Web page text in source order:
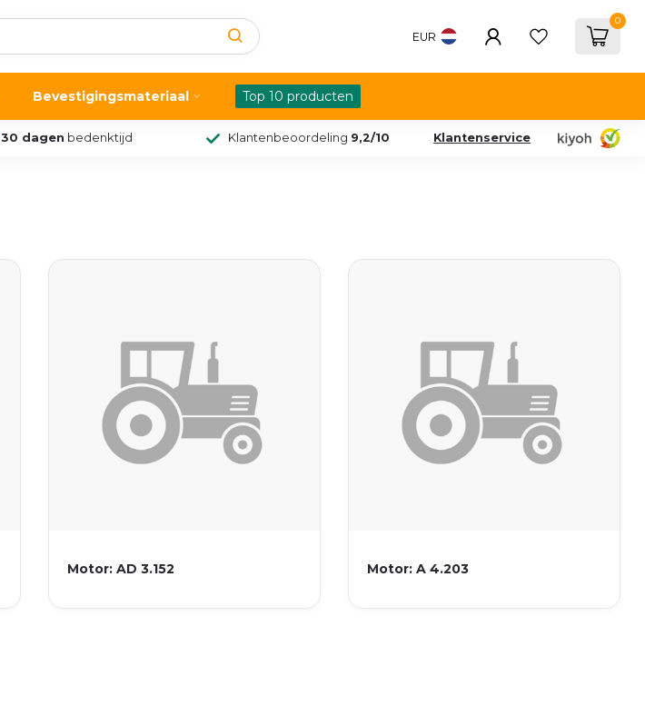
EUR
0
Bevestigingsmateriaal Top 10 producten
30 dagen bedenktijd Klantenbeoordeling 9,2/10 Klantenservice
Motor: AD 3.152 Motor: A 4.203